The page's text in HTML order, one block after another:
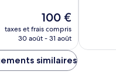
Le
nouveau
prix
de
100 €
taxes et frais compris
30 août - 31 août
similaires